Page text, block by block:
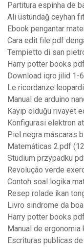
Partitura espinha de
Ali üstündağ ceyhan
Ebook pengantar
Cara edit file pdf
Tempietto di san
Harry potter books
Download iqro jilid 1-
Le ricordanze
Manual de arduino
Kayıp olduğu rivayet
Konfigurasi elektron
Piel negra máscaras
Matemáticas 2.pdf
Studium przypadku
Revolução verde
Contoh soal logika
Resep rolade ikan
Livro sindrome da
Harry potter books
Manual de
Escrituras publicas